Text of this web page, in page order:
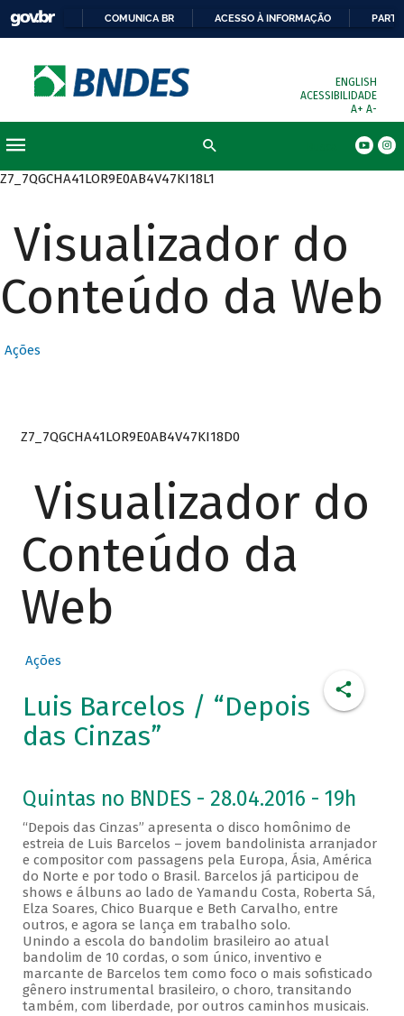
COMUNICA BR ACESSO À INFORMAÇÃO
ENGLISH
ACESSIBILIDADE
A+ A-
Z7_7QGCHA41LOR9E0AB4V47KI18L1
Visualizador do
Conteúdo da Web
Ações
Z7_7QGCHA41LOR9E0AB4V47KI18D0
Visualizador do
Conteúdo da
Web
Ações
Luis Barcelos / “Depois
das Cinzas”
Quintas no BNDES - 28.04.2016 - 19h
“Depois das Cinzas” apresenta o disco homônimo de
estreia de Luis Barcelos – jovem bandolinista arranjador
e compositor com passagens pela Europa, Ásia, América
do Norte e por todo o Brasil. Barcelos já participou de
shows e álbuns ao lado de Yamandu Costa, Roberta Sá,
Elza Soares, Chico Buarque e Beth Carvalho, entre
outros, e agora se lança em trabalho solo.
Unindo a escola do bandolim brasileiro ao atual
bandolim de 10 cordas, o som único, inventivo e
marcante de Barcelos tem como foco o mais sofisticado
gênero instrumental brasileiro, o choro, transitando
também, com liberdade, por outros caminhos musicais.